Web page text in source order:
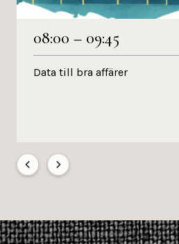
08:00 – 09:45
Data till bra affärer